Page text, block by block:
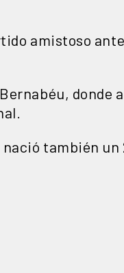
amistoso ante
ernabéu, donde
también un